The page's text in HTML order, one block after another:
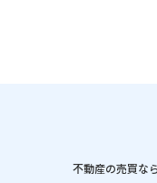
不動産の売買な